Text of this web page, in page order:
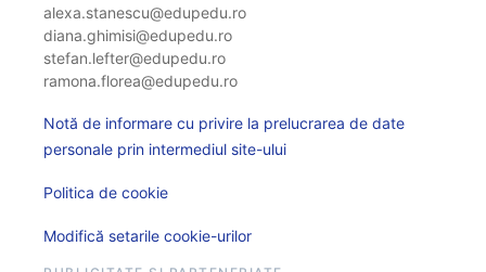
alexa.stanescu@edupedu.ro
diana.ghimisi@edupedu.ro
stefan.lefter@edupedu.ro
ramona.florea@edupedu.ro
Notă de informare cu privire la prelucrarea de date
personale prin intermediul site-ului
Politica de cookie
Modifică setarile cookie-urilor